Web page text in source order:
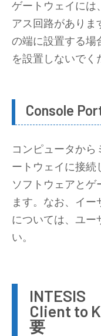
ゲートウェイには
アス回路がありま
の端に設置する場
を設置しないでく
Console
コンピュータから
ートウェイに接続
ソフトウェアとゲ
ます。なお、イ
については、ユー
い。
INTESIS
Client to
要